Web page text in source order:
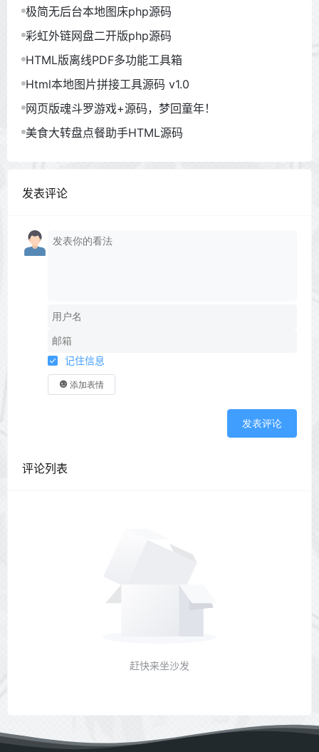
极简无后台本地图床php源码
彩虹外链网盘二开版php源码
HTML版离线PDF多功能工具箱
Html本地图片拼接工具源码 v1.0
网页版魂斗罗游戏+源码，梦回童年！
美食大转盘点餐助手HTML源码
发表评论
记住信息
添加表情
发表评论
评论列表
赶快来坐沙发